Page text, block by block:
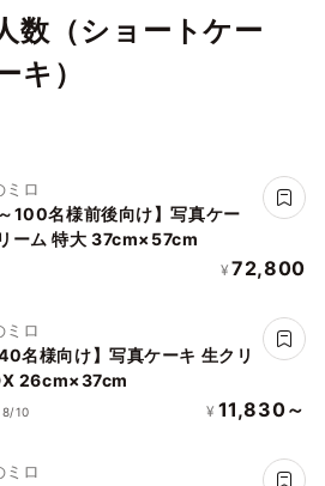
数（ショートケー
キ）
ミロ
100名様前後向け】写真ケー
ーム 特大 37cm×57cm
¥ 72,800
ミロ
名様向け】写真ケーキ 生クリ
26cm×37cm
8/10 ¥ 11,830～
ミロ